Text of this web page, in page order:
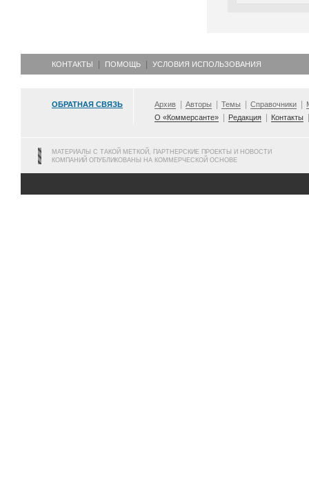
КОНТАКТЫ ПОМОЩЬ УСЛОВИЯ ИСПОЛЬЗОВАНИЯ
ОБРАТНАЯ СВЯЗЬ Архив Авторы Темы Справочники
О «Коммерсанте»
Редакция Контакты
МАТЕРИАЛЫ С ТАКОЙ МЕТКОЙ, ПАРТНЕРСКИЕ ПРОЕКТЫ И НОВОСТИ
КОМПАНИЙ ОПУБЛИКОВАНЫ НА КОММЕРЧЕСКОЙ ОСНОВЕ